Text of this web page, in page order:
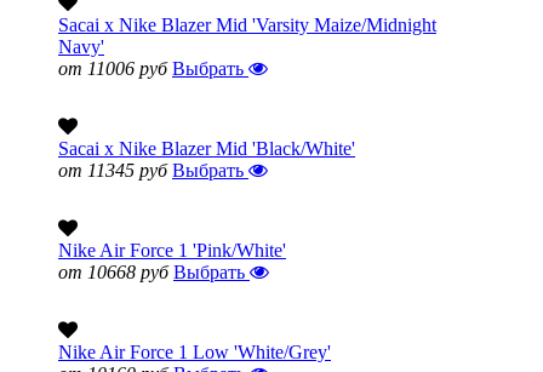
Sacai x Nike Blazer Mid 'Varsity Maize/Midnight
Navy'
от 11006 руб Выбрать
Sacai x Nike Blazer Mid 'Black/White'
от 11345 руб Выбрать
Nike Air Force 1 'Pink/White'
от 10668 руб Выбрать
Nike Air Force 1 Low 'White/Grey'